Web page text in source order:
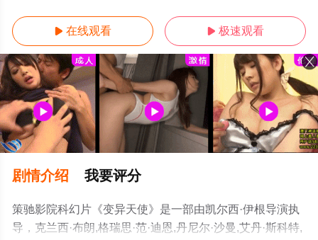
 在线观看  极速观看
剧情介绍 我要评分
策驰影院科幻片《变异天使》是一部由凯尔西·伊根导演执
导，克兰西·布朗,格瑞思·范·迪恩,丹尼尔·沙曼,艾丹·斯科特,